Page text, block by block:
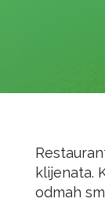
klijenata.
odmah